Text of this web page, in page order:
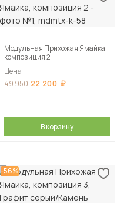
Модульная Прихожая Ямайка,
композиция 2
Цена
49 950 22 200
В корзину
-56%